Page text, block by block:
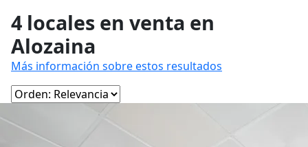
4 locales en venta en
Alozaina
Más información sobre estos resultados